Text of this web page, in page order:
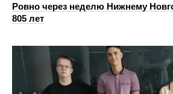
Ровно через неделю Нижнему
805 лет